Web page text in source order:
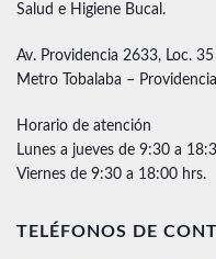
Salud e Higiene Bucal.
Av. Providencia 2633, Loc.
Metro Tobalaba –
Horario de atención
Lunes a jueves de 9:30 a
Viernes de 9:30 a 18:00 hrs.
TELÉFONOS DE